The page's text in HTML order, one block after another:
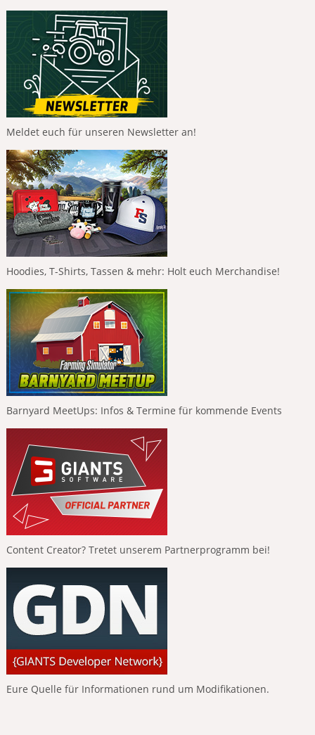
Meldet euch für unseren Newsletter an!
Hoodies, T-Shirts, Tassen & mehr: Holt euch Merchandise!
Barnyard MeetUps: Infos & Termine für kommende Events
Content Creator? Tretet unserem Partnerprogramm bei!
Eure Quelle für Informationen rund um Modifikationen.